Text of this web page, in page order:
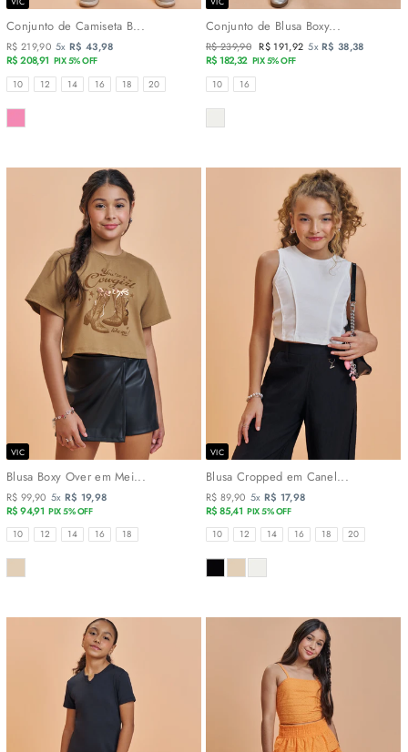
Conjunto de Camiseta B...
R$ 219,90 5x R$ 43,98
R$ 208,91 PIX 5% OFF
TAMANHOS
10 12 14 16 18 20
COR
Conjunto de Blusa Boxy...
Preço
normal
R$ 239,90 Preço
promocional
R$ 191,92 5xR$ 38,38
R$ 182,32 PIX 5% OFF
TAMANHOS
10 16
COR
VIC
Blusa Boxy Over em Mei...
R$ 99,90 5x R$ 19,98
R$ 94,91 PIX 5% OFF
TAMANHOS
10 12 14 16 18
COR
VIC
Blusa Cropped em Canel...
R$ 89,90 5x R$ 17,98
R$ 85,41 PIX 5% OFF
TAMANHOS
10 12 14 16 18 20
COR